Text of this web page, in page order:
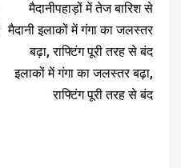
मैदानीपहाड़ों में तेज बारिश से
मैदानी इलाकों में गंगा का जलस्तर
बढ़ा, राफ्टिंग पूरी तरह से बंद
इलाकों में गंगा का जलस्तर बढ़ा,
राफ्टिंग पूरी तरह से बंद